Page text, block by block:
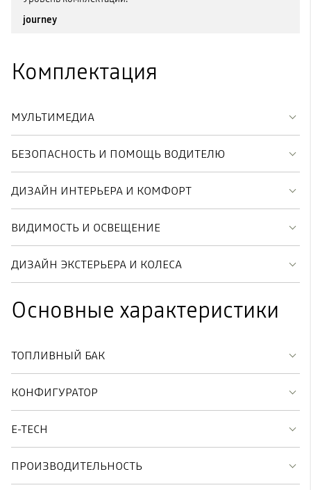
journey
Комплектация
МУЛЬТИМЕДИА
БЕЗОПАСНОСТЬ И ПОМОЩЬ ВОДИТЕЛЮ
ДИЗАЙН ИНТЕРЬЕРА И КОМФОРТ
ВИДИМОСТЬ И ОСВЕЩЕНИЕ
ДИЗАЙН ЭКСТЕРЬЕРА И КОЛЕСА
Основные характеристики
ТОПЛИВНЫЙ БАК
КОНФИГУРАТОР
E-TECH
ПРОИЗВОДИТЕЛЬНОСТЬ